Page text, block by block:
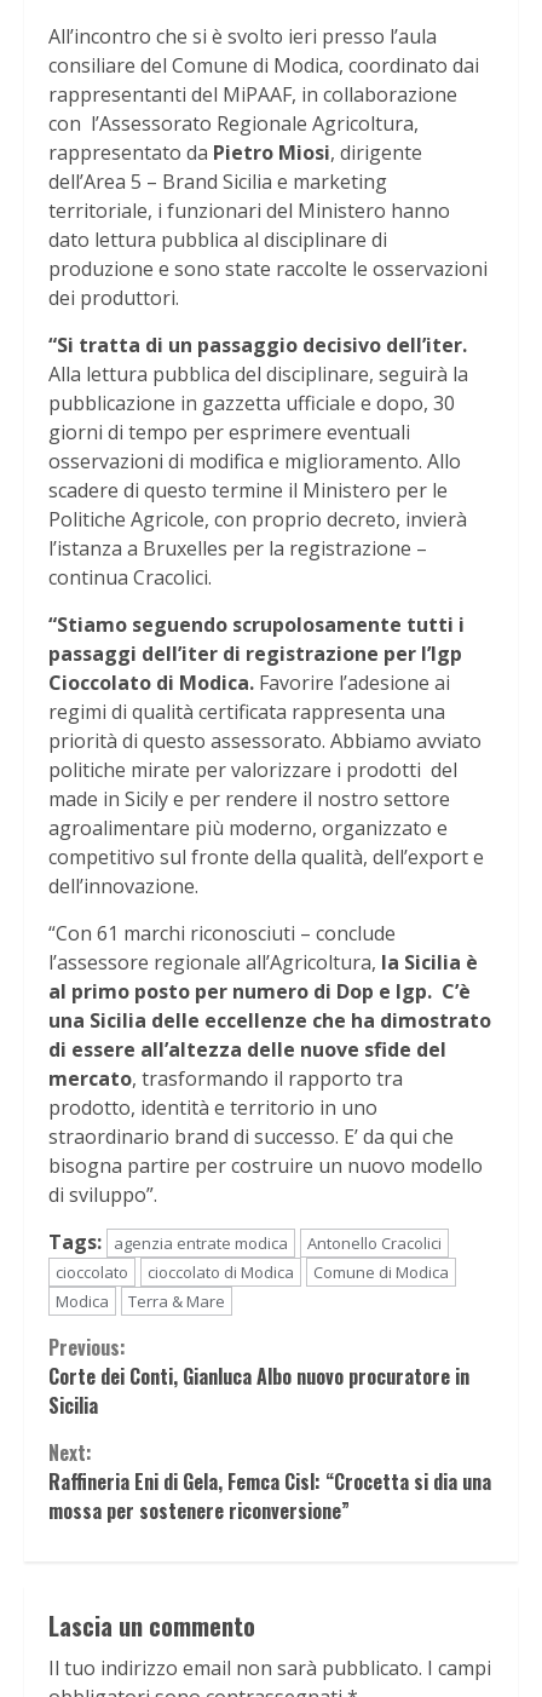
All’incontro che si è svolto ieri presso l’aula
consiliare del Comune di Modica, coordinato dai
rappresentanti del MiPAAF, in collaborazione
con l’Assessorato Regionale Agricoltura,
rappresentato da Pietro Miosi, dirigente
dell’Area 5 – Brand Sicilia e marketing
territoriale, i funzionari del Ministero hanno
dato lettura pubblica al disciplinare di
produzione e sono state raccolte le osservazioni
dei produttori.
“Si tratta di un passaggio decisivo dell’iter.
Alla lettura pubblica del disciplinare, seguirà la
pubblicazione in gazzetta ufficiale e dopo, 30
giorni di tempo per esprimere eventuali
osservazioni di modifica e miglioramento. Allo
scadere di questo termine il Ministero per le
Politiche Agricole, con proprio decreto, invierà
l’istanza a Bruxelles per la registrazione –
continua Cracolici.
“Stiamo seguendo scrupolosamente tutti i
passaggi dell’iter di registrazione per l’Igp
Cioccolato di Modica. Favorire l’adesione ai
regimi di qualità certificata rappresenta una
priorità di questo assessorato. Abbiamo avviato
politiche mirate per valorizzare i prodotti del
made in Sicily e per rendere il nostro settore
agroalimentare più moderno, organizzato e
competitivo sul fronte della qualità, dell’export e
dell’innovazione.
“Con 61 marchi riconosciuti – conclude
l’assessore regionale all’Agricoltura, la Sicilia è
al primo posto per numero di Dop e Igp. C’è
una Sicilia delle eccellenze che ha dimostrato
di essere all’altezza delle nuove sfide del
mercato, trasformando il rapporto tra
prodotto, identità e territorio in uno
straordinario brand di successo. E’ da qui che
bisogna partire per costruire un nuovo modello
di sviluppo”.
Tags:
agenzia entrate modica
Antonello Cracolici
cioccolato
cioccolato di Modica
Comune di Modica
Modica
Terra & Mare
Continue
Reading
Previous:
Corte dei Conti, Gianluca Albo nuovo procuratore in
Sicilia
Next:
Raffineria Eni di Gela, Femca Cisl: “Crocetta si dia una
mossa per sostenere riconversione”
Lascia un commento
Il tuo indirizzo email non sarà pubblicato. I campi